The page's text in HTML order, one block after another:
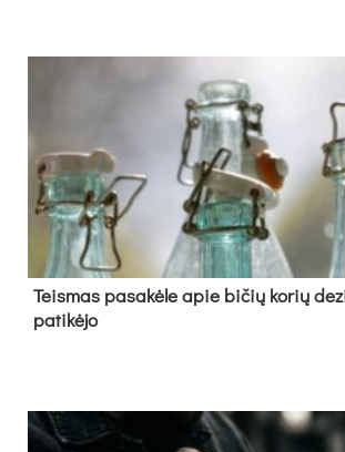
Teis­mas pa­sa­kė­le apie bi­čių ko­rių
pa­ti­kė­jo